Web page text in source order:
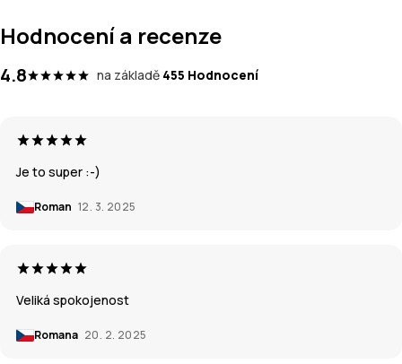
Hodnocení a recenze
4.8 na základě 455 Hodnocení
Je to super :-)
Roman 12. 3. 2025
Veliká spokojenost
Romana 20. 2. 2025